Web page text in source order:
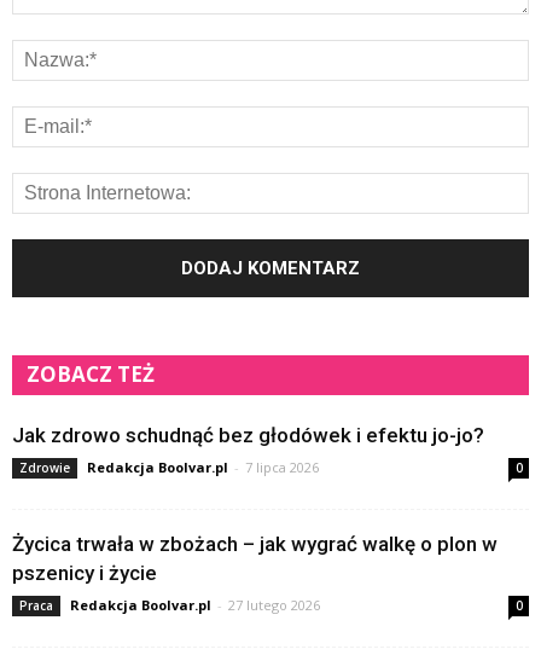
ZOBACZ TEŻ
Jak zdrowo schudnąć bez głodówek i efektu jo-jo?
Zdrowie Redakcja Boolvar.pl - 7 lipca 2026 0
Życica trwała w zbożach – jak wygrać walkę o plon w
pszenicy i życie
Praca Redakcja Boolvar.pl - 27 lutego 2026 0